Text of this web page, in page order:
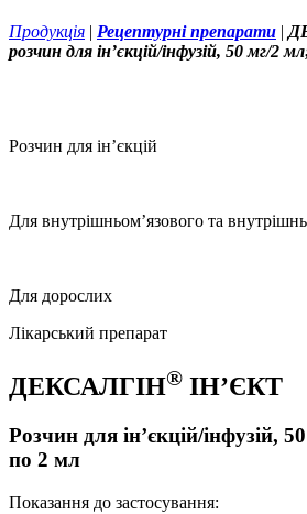
Продукція | Рецептурні препарати |
розчин для ін’єкцій/інфузій, 50 мг/2
Розчин для ін’єкцій
Для внутрішньом’язового та
Для дорослих
Лікарський препарат
ДЕКСАЛГІН® ІН’ЄКТ
Розчин для ін’єкцій/інфузій,
по 2 мл
Показання до застосування: